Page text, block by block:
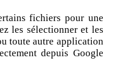
fichiers pour une
les sélectionner et les
toute autre application
depuis Google